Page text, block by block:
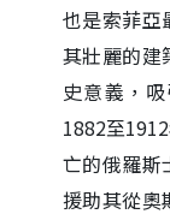
也是索菲亞
其壯麗的建
史意義，
1882至
亡的俄羅斯
援助其從奧